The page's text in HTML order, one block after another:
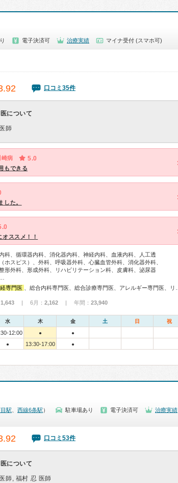
電子決済可 治療実績 マイナ受付 (スマホ可)
口コミ35件
について
師
崎病 5.0
もできる
した。
ススメ！！
科、循環器内科、消化器内科、神経内科、血液内科、人工透
ホスピス）、外科、呼吸器外科、心臓血管外科、消化器外科、
形外科、形成外科、リハビリテーション科、皮膚科、泌尿器
専門医 、総合内科専門医、総合診療専門医、アレルギー専門医、リウマチ専門医、感染症専門医、血液専門医、外科専門医、糖尿病専門医、内分泌代謝科専門医、呼吸器専門医、呼吸器外科専門医、気管支鏡専門医、循環器専門医、心臓血管外科専門医、消化器病専門医、消化器外科専門医、肝臓専門医、消化器内視鏡専門医、泌尿器科専門医、腎臓専門医、脳血管内治療専門医、神経内科専門医、脳神経外科専門医、てんかん専門医、整形外科専門医、手外科専門医、リハビリテーション科専門医、脊椎脊髄外科専門医、形成外科専門医、皮膚科専門医、眼科専門医、耳鼻咽喉科専門医、産婦人科専門医、婦人科腫瘍専門医、乳腺専門医、産科婦人科腹腔鏡技術認定医、周産期(新生児)専門医、小児科専門医、認知症専門医、精神科専門医、麻酔科専門医、ペインクリニック専門医、病理専門医、核医学専門医、放射線科専門医、救急科専門医、がん治療認定医
1,643 | 6月： 2,162 | 年間： 23,940
水 木 金 土 日 祝
12:00 ● ●
● 13:30-17:00 ●
駅 西線6条駅 ） 駐車場あり 電子決済可
治療実績
口コミ53件
について
師, 福村 忍 医師